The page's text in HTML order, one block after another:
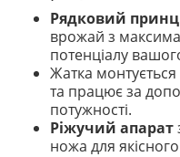
Рядковий
врожай з
потенціалу
Жатка
та працює за
потужності.
Ріжучий апарат
ножа для якісного